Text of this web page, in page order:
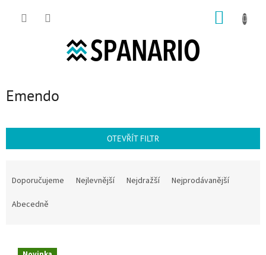
Emendo
OTEVŘÍT FILTR
Doporučujeme Nejlevnější Nejdražší
Nejprodávanější
Abecedně